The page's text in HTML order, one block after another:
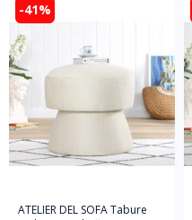
-41%
ATELIER DEL SOFA Tabure